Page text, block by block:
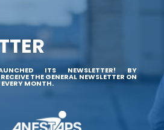
ITS NEWSLETTER! BY
THE GENERAL NEWSLETTER ON
EVERY MONTH.